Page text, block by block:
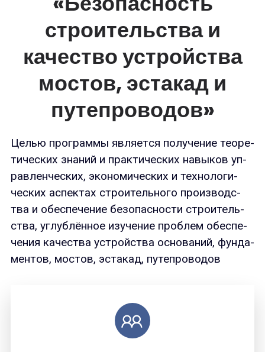
строительства и
качество устройства
мостов, эстакад и
путепроводов»
Целью прог­раммы яв­ля­ет­ся по­луче­ние те­оре­
тичес­ких зна­ний и прак­ти­чес­ких на­выков уп­
равлен­ческих, эко­номи­чес­ких и тех­но­логи­
чес­ких ас­пектах стро­итель­но­го про­из­водс­
тва и обес­пе­чение бе­зопас­ности стро­итель­
ства, уг­лублён­ное изу­чение проб­лем обес­пе­
чения ка­чес­тва ус­трой­ства ос­но­ваний, фун­да­
мен­тов, мос­тов, эс­та­кад, пу­теп­ро­водов